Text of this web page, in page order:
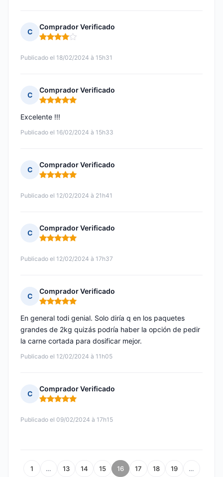
C
Comprador Verificado
Nota: 4 de 5
Publicado el 18/02/2024 à 15h31
C
Comprador Verificado
Nota: 5 de 5
Publicado el 16/02/2024 à 15h33
Excelente !!!
C
Comprador Verificado
Nota: 5 de 5
Publicado el 12/02/2024 à 21h41
C
Comprador Verificado
Nota: 5 de 5
Publicado el 12/02/2024 à 17h37
C
Comprador Verificado
Nota: 5 de 5
Publicado el 12/02/2024 à 11h05
En general todi genial. Solo diría q en los paquetes
grandes de 2kg quizás podría haber la opción de pedir
la carne cortada para dosificar mejor.
C
Comprador Verificado
Nota: 5 de 5
Publicado el 09/02/2024 à 17h15
1 … 13 14 15 16 17 18 19 …